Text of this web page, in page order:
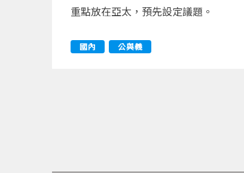
重點放在亞太，預先設定議題。
國內 公與義